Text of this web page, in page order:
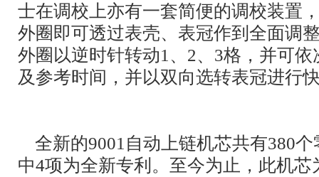
士在调校上亦有一套简便的调校装置
外圈即可透过表壳、表冠作到全面调
外圈以逆时针转动1、2、3格，并可
及参考时间，并以双向选转表冠进行
全新的9001自动上链机芯共有380
中4项为全新专利。至今为止，此机